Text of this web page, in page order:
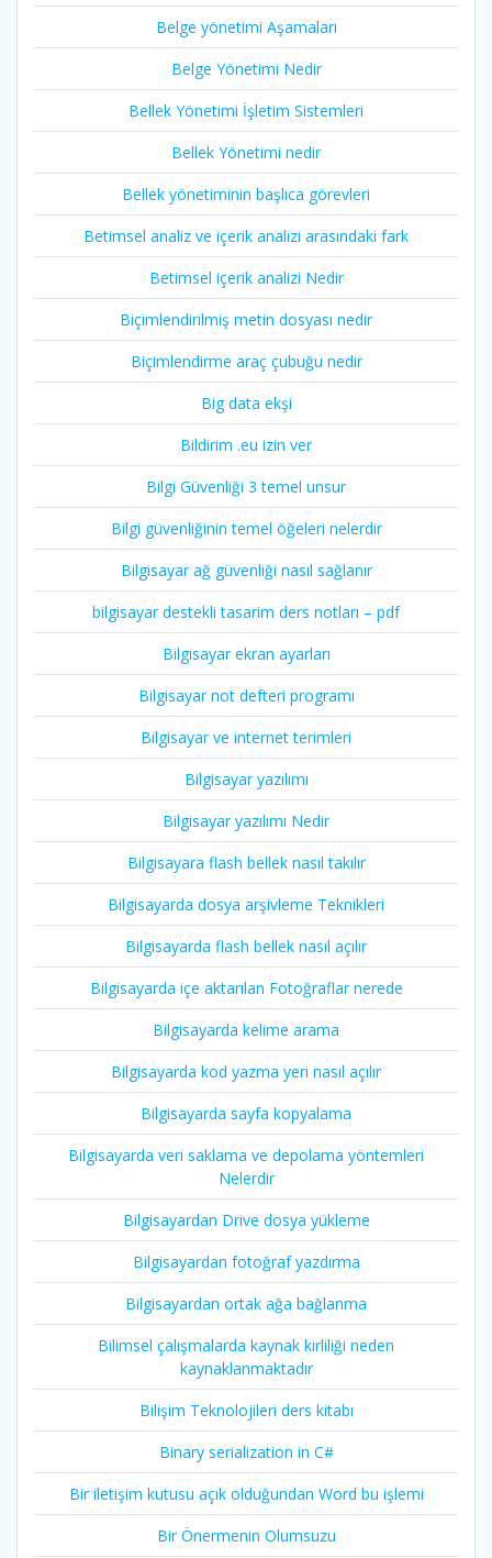
Belge yönetimi Aşamaları
Belge Yönetimi Nedir
Bellek Yönetimi İşletim Sistemleri
Bellek Yönetimi nedir
Bellek yönetiminin başlıca görevleri
Betimsel analiz ve içerik analizi arasındaki fark
Betimsel içerik analizi Nedir
Biçimlendirilmiş metin dosyası nedir
Biçimlendirme araç çubuğu nedir
Big data ekşi
Bildirim .eu izin ver
Bilgi Güvenliği 3 temel unsur
Bilgi güvenliğinin temel öğeleri nelerdir
Bilgisayar ağ güvenliği nasıl sağlanır
bilgisayar destekli tasarim ders notları – pdf
Bilgisayar ekran ayarları
Bilgisayar not defteri programı
Bilgisayar ve internet terimleri
Bilgisayar yazılımı
Bilgisayar yazılımı Nedir
Bilgisayara flash bellek nasıl takılır
Bilgisayarda dosya arşivleme Teknikleri
Bilgisayarda flash bellek nasıl açılır
Bilgisayarda içe aktarılan Fotoğraflar nerede
Bilgisayarda kelime arama
Bilgisayarda kod yazma yeri nasıl açılır
Bilgisayarda sayfa kopyalama
Bilgisayarda veri saklama ve depolama yöntemleri
Nelerdir
Bilgisayardan Drive dosya yükleme
Bilgisayardan fotoğraf yazdırma
Bilgisayardan ortak ağa bağlanma
Bilimsel çalışmalarda kaynak kirliliği neden
kaynaklanmaktadır
Bilişim Teknolojileri ders kitabı
Binary serialization in C#
Bir iletişim kutusu açık olduğundan Word bu işlemi
Bir Önermenin Olumsuzu